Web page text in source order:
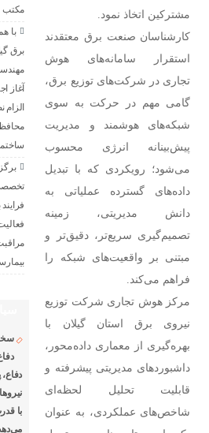
مشترکین اتخاذ نمود.
کارشناسان صنعت برق معتقدند
استقرار سامانه‌های هوش
تجاری در شرکت‌های توزیع برق،
گامی مهم در حرکت به سوی
شبکه‌های هوشمند و مدیریت
پیش‌بینانه انرژی محسوب
می‌شود؛ رویکردی که با تبدیل
داده‌های گسترده عملیاتی به
دانش مدیریتی، زمینه
تصمیم‌گیری سریع‌تر، دقیق‌تر و
مبتنی بر واقعیت‌های شبکه را
فراهم می‌کند.
مرکز هوش تجاری شرکت توزیع
نیروی برق استان گیلان با
بهره‌گیری از معماری داده‌محور،
داشبوردهای مدیریتی پیشرفته و
قابلیت تحلیل لحظه‌ای
شاخص‌های عملکردی، به عنوان
با
برق
آغاز
محافظ
فرایند
دفاع،
با